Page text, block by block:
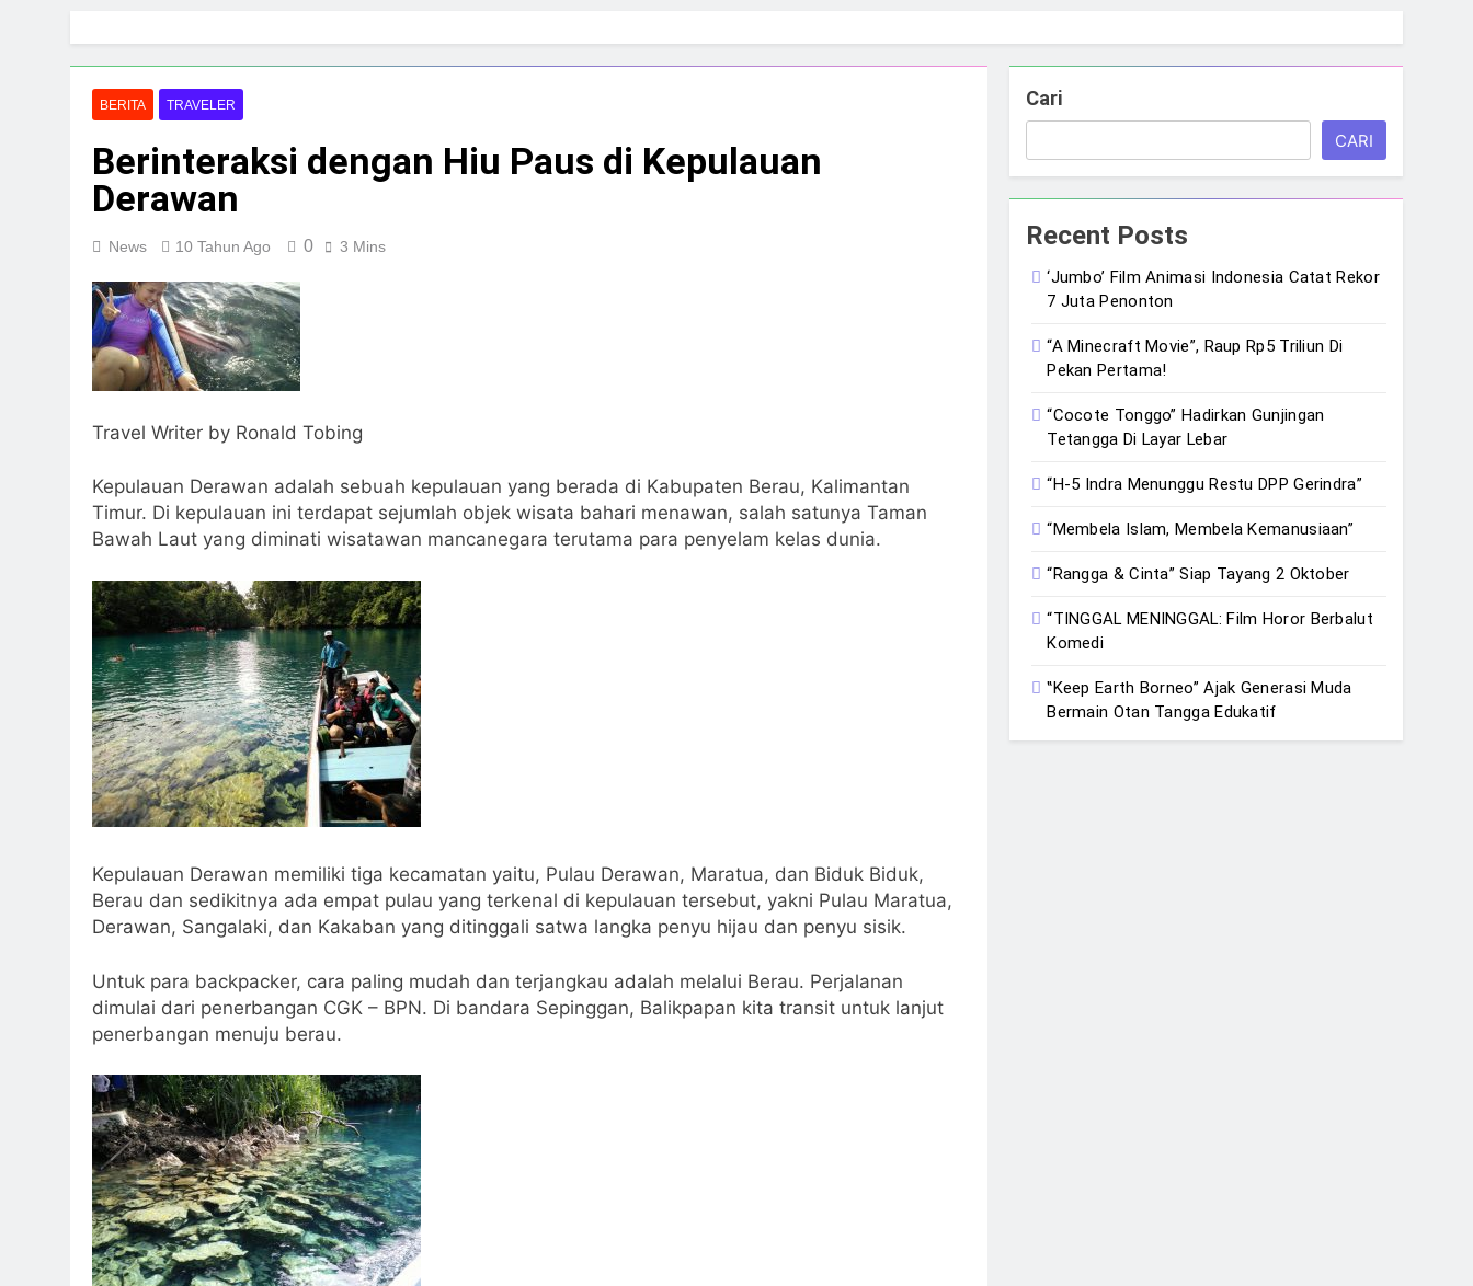
BERITA TRAVELER
Berinteraksi dengan Hiu Paus di Kepulauan
Derawan
News 10 Tahun Ago 0 3 Mins
Travel Writer by Ronald Tobing
Kepulauan Derawan adalah sebuah kepulauan yang berada di Kabupaten Berau, Kalimantan
Timur. Di kepulauan ini terdapat sejumlah objek wisata bahari menawan, salah satunya Taman
Bawah Laut yang diminati wisatawan mancanegara terutama para penyelam kelas dunia.
Kepulauan Derawan memiliki tiga kecamatan yaitu, Pulau Derawan, Maratua, dan Biduk Biduk,
Berau dan sedikitnya ada empat pulau yang terkenal di kepulauan tersebut, yakni Pulau Maratua,
Derawan, Sangalaki, dan Kakaban yang ditinggali satwa langka penyu hijau dan penyu sisik.
Untuk para backpacker, cara paling mudah dan terjangkau adalah melalui Berau. Perjalanan
dimulai dari penerbangan CGK – BPN. Di bandara Sepinggan, Balikpapan kita transit untuk lanjut
penerbangan menuju berau.
Cari
CARI
Recent Posts
‘Jumbo’ Film Animasi Indonesia Catat Rekor
7 Juta Penonton
“A Minecraft Movie”, Raup Rp5 Triliun Di
Pekan Pertama!
“Cocote Tonggo” Hadirkan Gunjingan
Tetangga Di Layar Lebar
“H-5 Indra Menunggu Restu DPP Gerindra”
“Membela Islam, Membela Kemanusiaan”
“Rangga & Cinta” Siap Tayang 2 Oktober
“TINGGAL MENINGGAL: Film Horor Berbalut
Komedi
‟Keep Earth Borneo” Ajak Generasi Muda
Bermain Otan Tangga Edukatif